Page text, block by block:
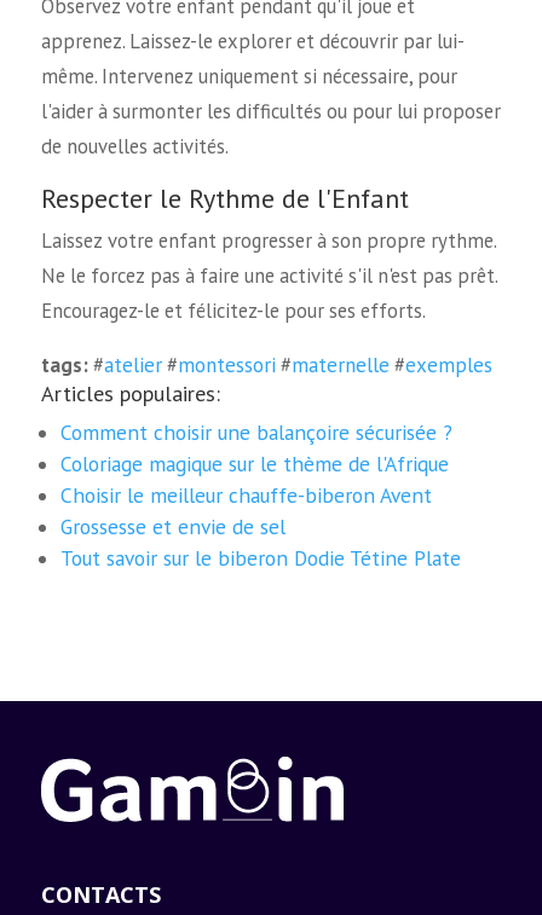
Observez votre enfant pendant qu'il joue et
apprenez. Laissez-le explorer et découvrir par lui-
même. Intervenez uniquement si nécessaire, pour
l'aider à surmonter les difficultés ou pour lui proposer
de nouvelles activités.
Respecter le Rythme de l'Enfant
Laissez votre enfant progresser à son propre rythme.
Ne le forcez pas à faire une activité s'il n'est pas prêt.
Encouragez-le et félicitez-le pour ses efforts.
tags:#atelier#montessori #maternelle #exemples
Articles populaires:
Comment choisir une balançoire sécurisée ?
Coloriage magique sur le thème de l'Afrique
Choisir le meilleur chauffe-biberon Avent
Grossesse et envie de sel
Tout savoir sur le biberon Dodie Tétine Plate
CONTACTS